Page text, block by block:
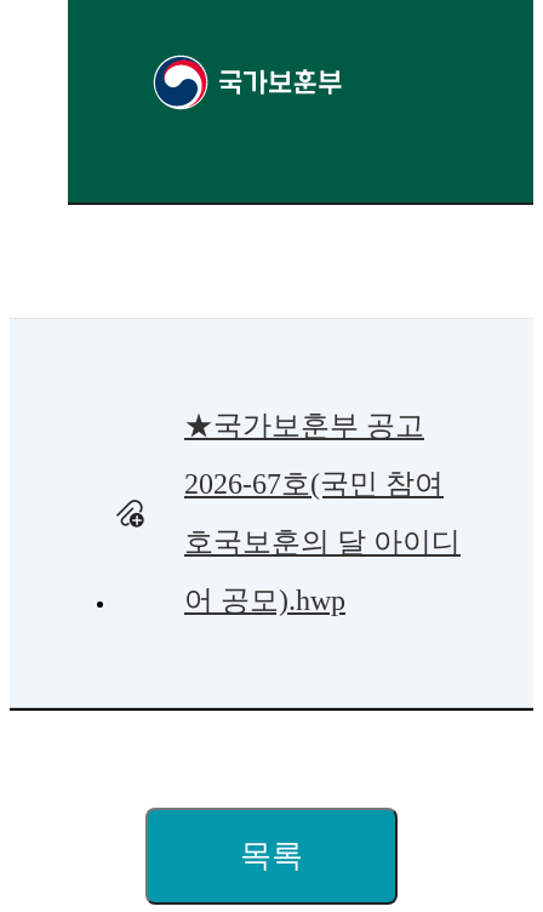
★국가보훈부 공고
2026-67호(국민 참여
호국보훈의 달 아이디
어 공모).hwp